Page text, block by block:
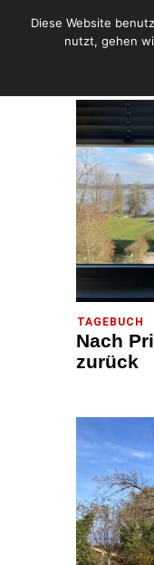
TAGEBUCH
Nach
zurück
Diese Website
nutzt, gehen